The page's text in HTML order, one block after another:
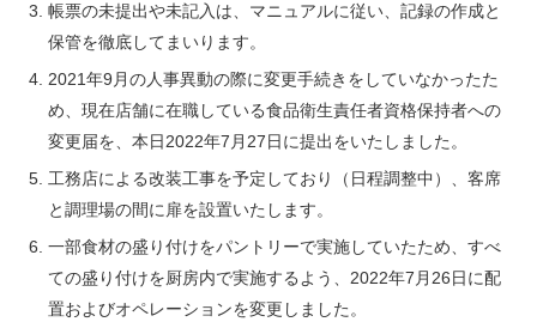
帳票の未提出や未記入は、マニュアルに従い、記録の作成と
保管を徹底してまいります。
2021年9月の人事異動の際に変更手続きをしていなかったた
め、現在店舗に在職している食品衛生責任者資格保持者への
変更届を、本日2022年7月27日に提出をいたしました。
工務店による改装工事を予定しており（日程調整中）、客席
と調理場の間に扉を設置いたします。
一部食材の盛り付けをパントリーで実施していたため、すべ
ての盛り付けを厨房内で実施するよう、2022年7月26日に配
置およびオペレーションを変更しました。